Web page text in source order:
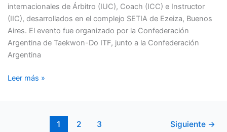
internacionales de Árbitro (IUC), Coach (ICC) e Instructor
(IIC), desarrollados en el complejo SETIA de Ezeiza, Buenos
Aires. El evento fue organizado por la Confederación
Argentina de Taekwon-Do ITF, junto a la Confederación
Argentina
Leer más »
1 2 3 Siguiente →